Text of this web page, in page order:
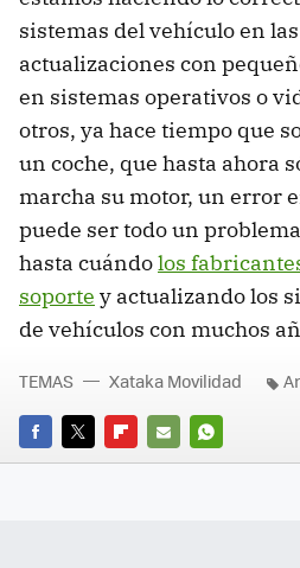
sistemas del vehículo en
actualizaciones con
en sistemas operativos o
otros, ya hace tiempo que
un coche, que hasta ahora
marcha su motor, un error
puede ser todo un
hasta cuándolos
soporte y actualizando los
de vehículos con muchos
FACEBOOK
TWITTERFLIPBOARD
E-
WHATSAPP
TEMAS Xataka Movilidad